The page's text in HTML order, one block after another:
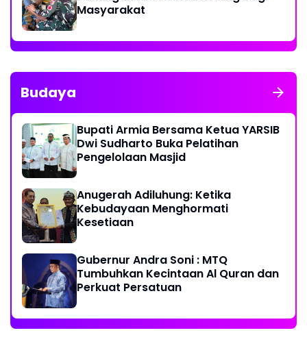
Masyarakat
Budaya
Bupati Armia Bersama Ketua YARSIB
Dwi Sudharto Buka Pelatihan
Pengelolaan Masjid
Anugerah Adiluhung: Ketika
Kebudayaan Menghormati
Kesetiaan
Gubernur Andra Soni : MTQ
Tumbuhkan Kecintaan Al Quran dan
Perkuat Persatuan